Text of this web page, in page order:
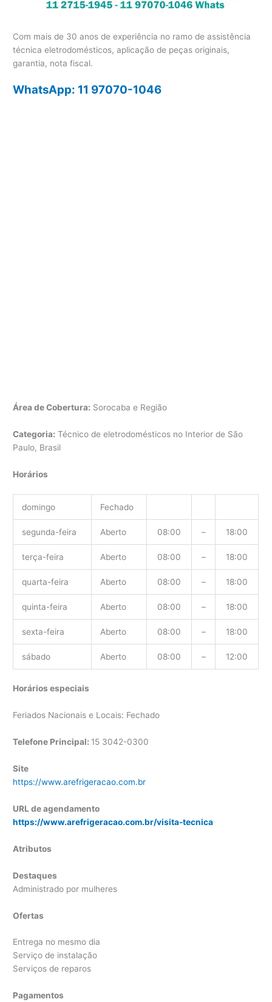
Com mais de 30 anos de experiência no ramo de assistência
técnica eletrodomésticos, aplicação de peças originais,
garantia, nota fiscal.
WhatsApp: 11 97070-1046
Área de Cobertura: Sorocaba e Região
Categoria: Técnico de eletrodomésticos no Interior de São
Paulo, Brasil
Horários
domingo Fechado
segunda-feira Aberto 08:00 – 18:00
terça-feira Aberto 08:00 – 18:00
quarta-feira Aberto 08:00 – 18:00
quinta-feira Aberto 08:00 – 18:00
sexta-feira Aberto 08:00 – 18:00
sábado Aberto 08:00 – 12:00
Horários especiais
Feriados Nacionais e Locais: Fechado
Telefone Principal: 15 3042-0300
Site
https://www.arefrigeracao.com.br
URL de agendamento
https://www.arefrigeracao.com.br/visita-tecnica
Atributos
Destaques
Administrado por mulheres
Ofertas
Entrega no mesmo dia
Serviço de instalação
Serviços de reparos
Pagamentos